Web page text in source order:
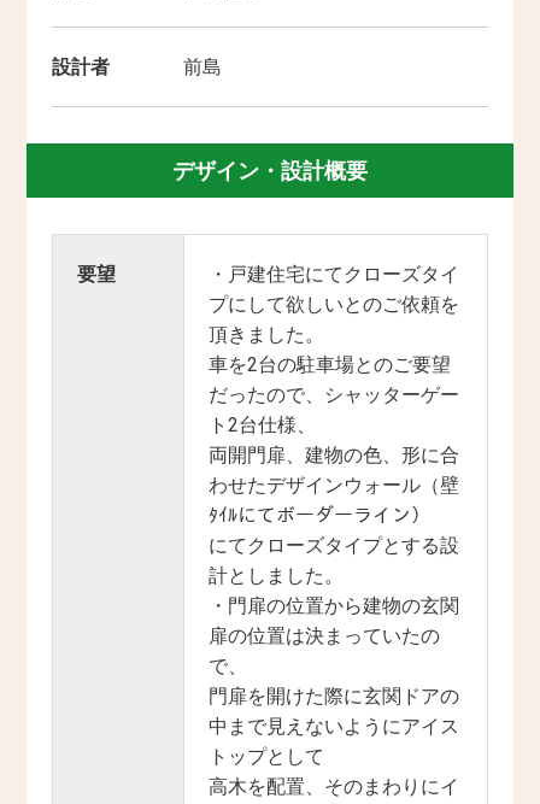
設計者 前島
デザイン・設計概要
要望
・戸建住宅にてクローズタイ
プにして欲しいとのご依頼を
頂きました。
車を2台の駐車場とのご要望
だったので、シャッターゲー
ト2台仕様、
両開門扉、建物の色、形に合
わせたデザインウォール（壁
ﾀｲﾙにてボーダーライン）
にてクローズタイプとする設
計としました。
・門扉の位置から建物の玄関
扉の位置は決まっていたの
で、
門扉を開けた際に玄関ドアの
中まで見えないようにアイス
トップとして
高木を配置、そのまわりにイ